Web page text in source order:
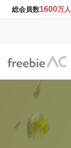
総会員数1600万人